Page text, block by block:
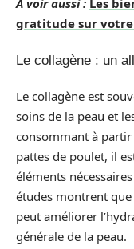
A voir aussi : Les
gratitude sur
Le collagène : un
Le collagène est
soins de la peau et
consommant à
pattes de poulet, il
éléments
études montrent
peut améliorer
générale de la peau.